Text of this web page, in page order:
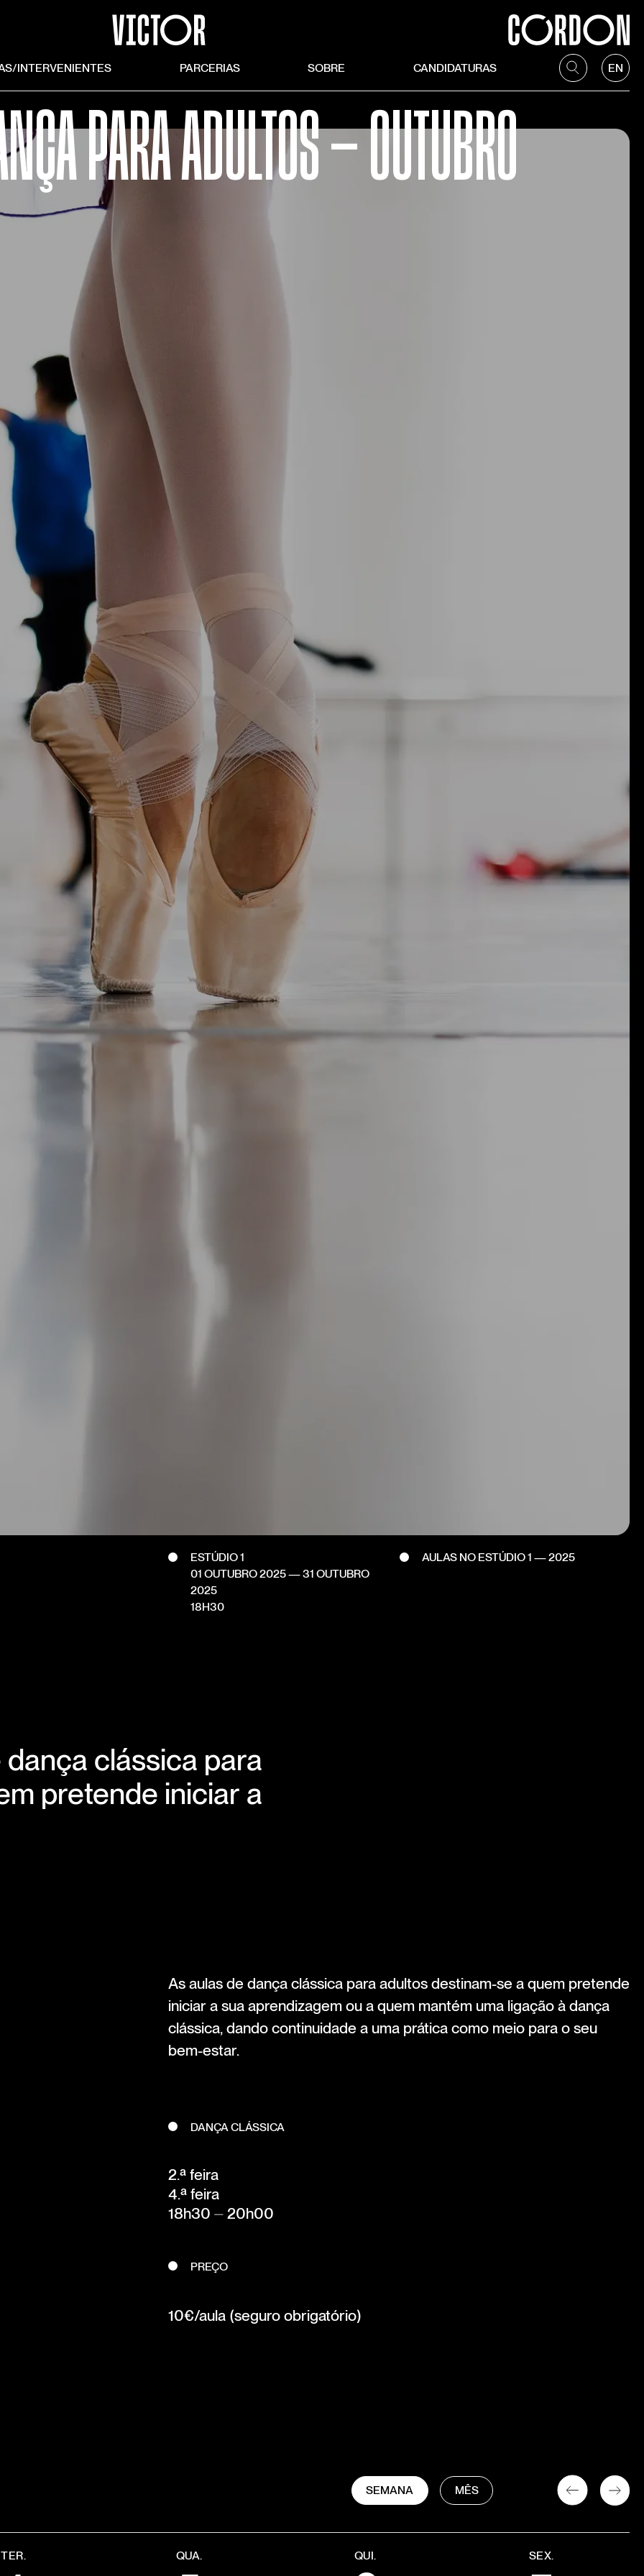
INTERVENIENTES PARCERIAS SOBRE CANDIDATURAS EN
PARA ADULTOS — OUTUBRO
ESTÚDIO 1
01 OUTUBRO 2025—31 OUTUBRO
2025
18H30
AULAS NO ESTÚDIO 1 — 2025
dança clássica para
pretende iniciar a
As aulas de dança clássica para adultos destinam-se a quem pretende
iniciar a sua aprendizagem ou a quem mantém uma ligação à dança
clássica, dando continuidade a uma prática como meio para o seu
bem-estar.
DANÇA CLÁSSICA
2.ª feira
4.ª feira
18h30 ⏤ 20h00
PREÇO
10€/aula (seguro obrigatório)
SEMANA MÊS
TER. QUA. QUI. SEX.